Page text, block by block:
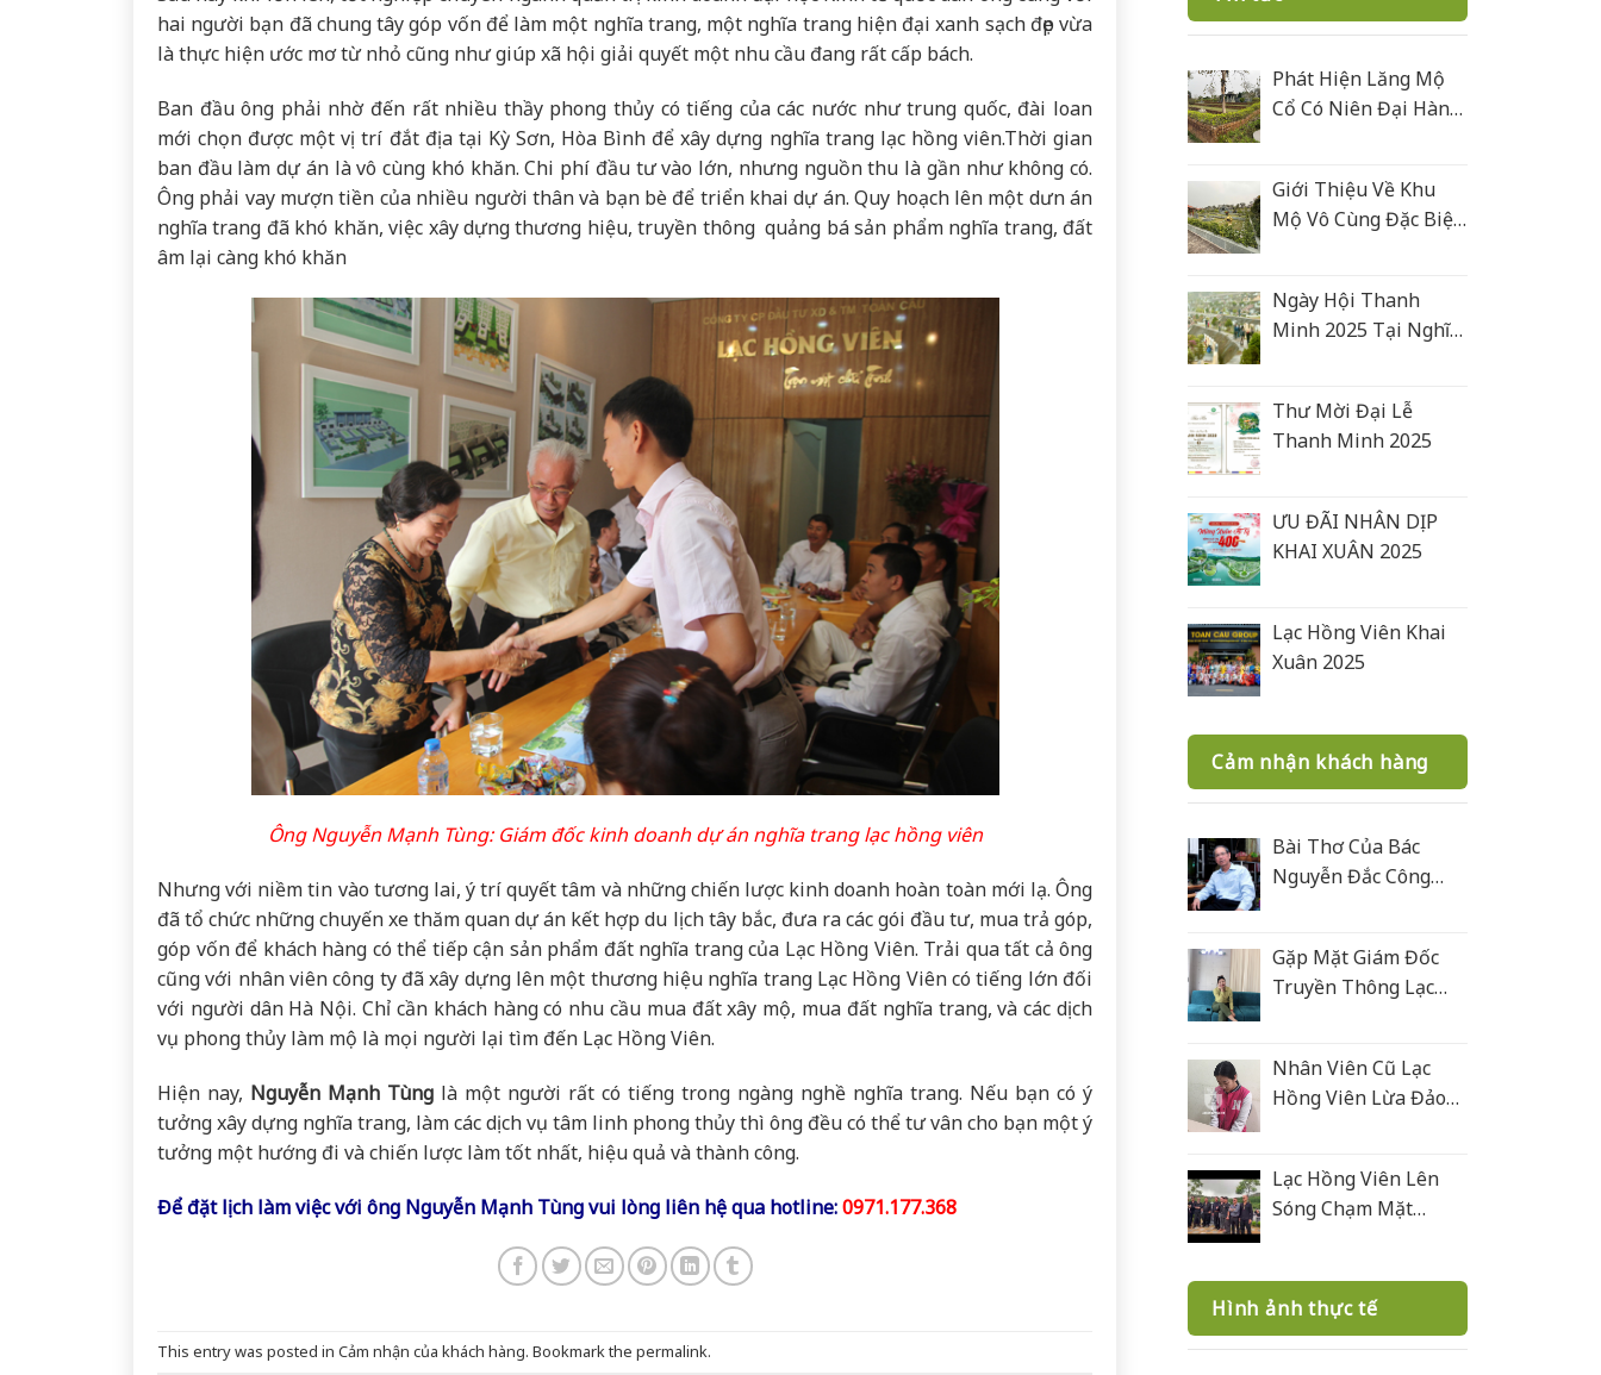
hai người bạn đã chung tây góp vốn để làm một nghĩa trang, một nghĩa trang hiện đại xanh sạch đẹp vừa
là thực hiện ước mơ từ nhỏ cũng như giúp xã hội giải quyết một nhu cầu đang rất cấp bách.
Ban đầu ông phải nhờ đến rất nhiều thầy phong thủy có tiếng của các nước như trung quốc, đài loan
mới chọn được một vị trí đắt địa tại Kỳ Sơn, Hòa Bình để xây dựng nghĩa trang lạc hồng viên.Thời gian
ban đầu làm dự án là vô cùng khó khăn. Chi phí đầu tư vào lớn, nhưng nguồn thu là gần như không có.
Ông phải vay mượn tiền của nhiều người thân và bạn bè để triển khai dự án. Quy hoạch lên một dưn án
nghĩa trang đã khó khăn, việc xây dựng thương hiệu, truyền thông quảng bá sản phẩm nghĩa trang, đất
âm lại càng khó khăn
Ông Nguyễn Mạnh Tùng: Giám đốc kinh doanh dự án nghĩa trang lạc hồng viên
Nhưng với niềm tin vào tương lai, ý trí quyết tâm và những chiến lược kinh doanh hoàn toàn mới lạ. Ông
đã tổ chức những chuyến xe thăm quan dự án kết hợp du lịch tây bắc, đưa ra các gói đầu tư, mua trả góp,
góp vốn để khách hàng có thể tiếp cận sản phẩm đất nghĩa trang của Lạc Hồng Viên. Trải qua tất cả ông
cũng với nhân viên công ty đã xây dựng lên một thương hiệu nghĩa trang Lạc Hồng Viên có tiếng lớn đối
với người dân Hà Nội. Chỉ cần khách hàng có nhu cầu mua đất xây mộ, mua đất nghĩa trang, và các dịch
vụ phong thủy làm mộ là mọi người lại tìm đến Lạc Hồng Viên.
Hiện nay, Nguyễn Mạnh Tùng là một người rất có tiếng trong ngàng nghề nghĩa trang. Nếu bạn có ý
tưởng xây dựng nghĩa trang, làm các dịch vụ tâm linh phong thủy thì ông đều có thể tư vân cho bạn một ý
tưởng một hướng đi và chiến lược làm tốt nhất, hiệu quả và thành công.
Để đặt lịch làm việc với ông Nguyễn Mạnh Tùng vui lòng liên hệ qua hotline:0971.177.368
This entry was posted in Cảm nhận của khách hàng. Bookmark the permalink.
Phát Hiện Lăng Mộ
Cổ Có Niên Đại Hàng
Giới Thiệu Về Khu
Mộ Vô Cùng Đặc Biệt
Xanh Rêu Thanh Hoá
Ngày Hội Thanh
Minh 2025 Tại Nghĩa
Thư Mời Đại Lễ
Thanh Minh 2025
ƯU ĐÃI NHÂN DỊP
KHAI XUÂN 2025
Lạc Hồng Viên Khai
Xuân 2025
Cảm nhận khách hàng
Bài Thơ Của Bác
Nguyễn Đắc Công
Gặp Mặt Giám Đốc
Truyền Thông Lạc
Nhân Viên Cũ Lạc
Hồng Viên Lừa Đảo
Lạc Hồng Viên Lên
Sóng Chạm Mặt
Hình ảnh thực tế